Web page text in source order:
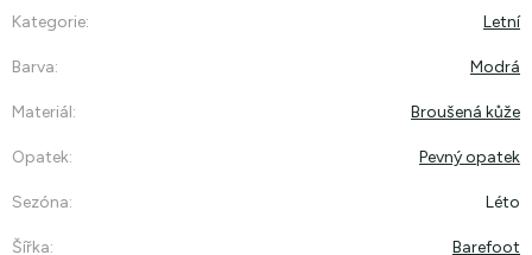
Kategorie: Letní
Barva: Modrá
Materiál: Broušená kůže
Opatek: Pevný opatek
Sezóna: Léto
Šířka: Barefoot